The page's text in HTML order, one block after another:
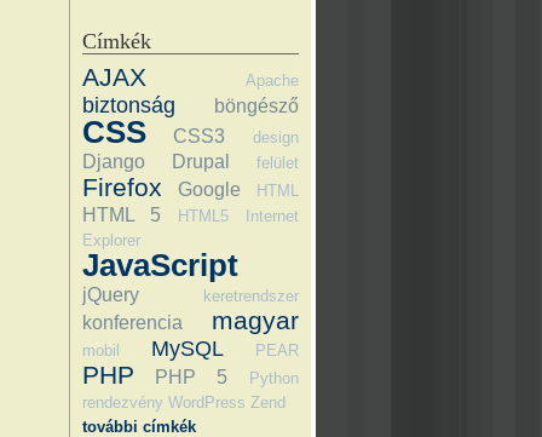
Címkék
AJAX Apache
biztonság böngésző
CSS CSS3 design
Django Drupal felület
Firefox Google HTML
HTML 5 HTML5
Internet
Explorer
JavaScript
jQuery keretrendszer
konferencia magyar
mobil MySQL PEAR
PHP PHP 5
Python
rendezvény WordPress Zend
további címkék